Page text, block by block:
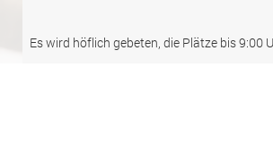
Es wird höflich gebeten, die Plätze bis